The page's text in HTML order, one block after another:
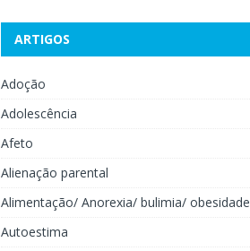
ARTIGOS
Adoção
Adolescência
Afeto
Alienação parental
Alimentação/ Anorexia/ bulimia/ obesidade
Autoestima